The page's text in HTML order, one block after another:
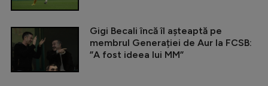
Gigi Becali încă îl așteaptă pe
membrul Generației de Aur la FCSB:
”A fost ideea lui MM”